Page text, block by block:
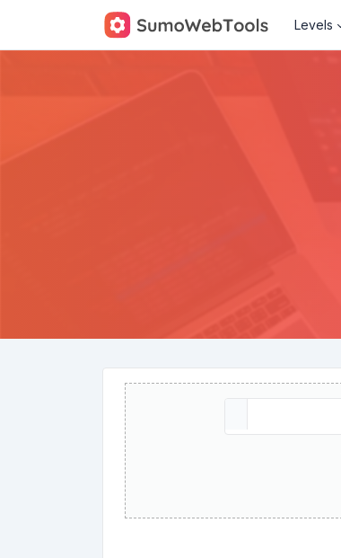
Levels